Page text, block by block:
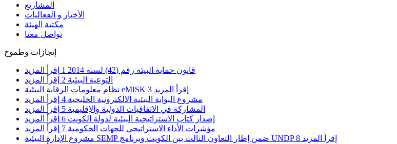
المشاريع
الأخبار و الفعاليات
مكتبة الهيئة
تواصل معنا
إنجازات وطموح
قانون حماية البيئة رقم (42) لسنة 2014 1 إقرأ المزيد
التوعية البيئية 2 إقرأ المزيد
نظام معلومات الرقابة البيئية eMISK 3 إقرأ المزيد
مشروع البوابة البيئية الالكترونية الخليجية 4 إقرأ المزيد
المشاركة في الاتفاقيات الدولية والإقليمية 5 إقرأ المزيد
إصدار كتاب الاستراتيجية البيئية لدولة الكويت 6 إقرأ المزيد
مؤشرات الأداء الاستراتيجي للجهات الحكومية 7 إقرأ المزيد
مشروع الإدارة البيئية SEMP ضمن إطار التعاون الثالث بين الكويت وبرنامج UNDP8 إقرأ المزيد